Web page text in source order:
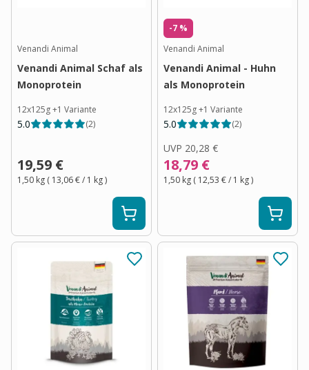
Venandi Animal
Venandi Animal Schaf als
Monoprotein
12x125g+1 Variante
5.0 (2)
19,59 €
1,50 kg ( 13,06 €/ 1 kg)
-7 %
Venandi Animal
Venandi Animal - Huhn
als Monoprotein
12x125g+1 Variante
5.0 (2)
UVP 20,28 €
18,79 €
1,50 kg ( 12,53 €/ 1 kg)